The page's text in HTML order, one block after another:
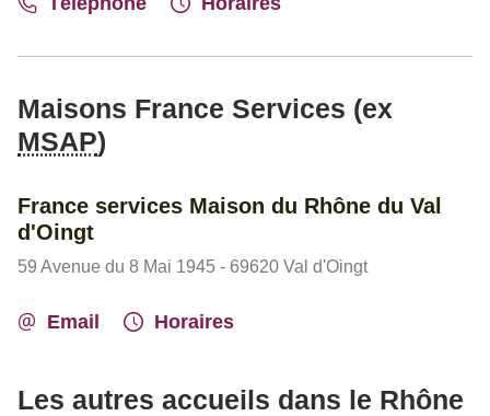
Maisons France Services (ex
MSAP)
France services Maison du Rhône du Val
d'Oingt
59 Avenue du 8 Mai 1945 - 69620 Val d'Oingt
Email Horaires
Les autres accueils dans le Rhône